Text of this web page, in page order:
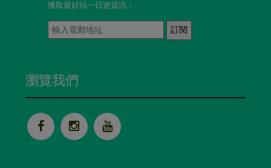
獲取最好玩一日遊資訊：
訂閱
瀏覽我們